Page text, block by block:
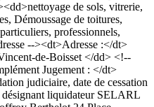
de sols, vitrerie,
Démoussage de toitures,
professionnels,
--><dt>Adresse :</dt>
de-Boisset </dd> <!--
Jugement : </dt>
judiciaire, date de cessation
désignant liquidateur SELARL